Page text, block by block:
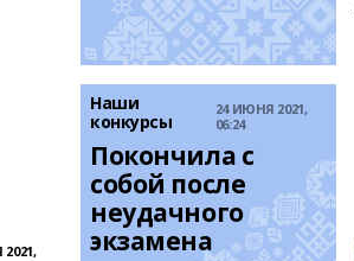
Наши
конкурсы
24 ИЮНЯ 2021,
06:24
Покончила с
собой после
неудачного
экзамена